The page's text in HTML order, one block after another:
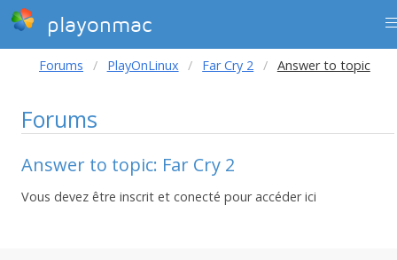
playonmac
Forums PlayOnLinux Far Cry 2 Answer to topic
Forums
Answer to topic: Far Cry 2
Vous devez être inscrit et conecté pour accéder ici